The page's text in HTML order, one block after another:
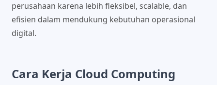
perusahaan karena lebih fleksibel, scalable, dan
efisien dalam mendukung kebutuhan operasional
digital.
Cara Kerja Cloud Computing